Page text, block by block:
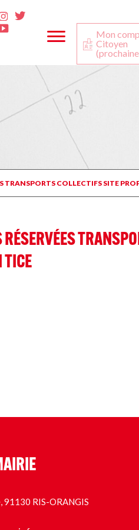
InstaTwitter
Youtube
Mon
Citoyen
COLLECTIFS SITE
TICE
91130 RIS-ORANGIS